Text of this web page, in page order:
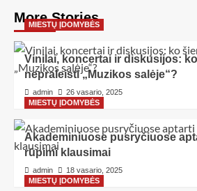
More Stories
MIESTŲ ĮDOMYBĖS
Vinilai, koncertai ir diskusijos:
nepraleisti „Muzikos salėje“?
admin
26 vasario, 2025
MIESTŲ ĮDOMYBĖS
Akademiniuose pusryčiuose
rūpimi klausimai
admin
18 vasario, 2025
MIESTŲ ĮDOMYBĖS